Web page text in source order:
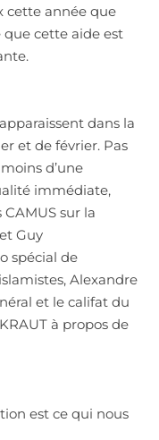
cette année que
que cette aide est
dans la
et de février. Pas
d’une
immédiate,
sur la
Guy
spécial de
Alexandre
et le califat du
à propos de
est ce qui nous